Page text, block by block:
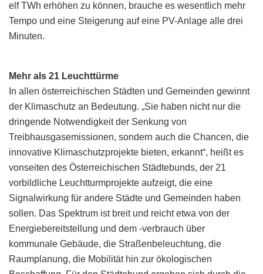
elf TWh erhöhen zu können, brauche es wesentlich mehr
Tempo und eine Steigerung auf eine PV-Anlage alle drei
Minuten.
Mehr als 21 Leuchttürme
In allen österreichischen Städten und Gemeinden gewinnt
der Klimaschutz an Bedeutung. „Sie haben nicht nur die
dringende Notwendigkeit der Senkung von
Treibhausgasemissionen, sondern auch die Chancen, die
innovative Klimaschutzprojekte bieten, erkannt“, heißt es
vonseiten des Österreichischen Städtebunds, der 21
vorbildliche Leuchtturmprojekte aufzeigt, die eine
Signalwirkung für andere Städte und Gemeinden haben
sollen. Das Spektrum ist breit und reicht etwa von der
Energiebereitstellung und dem -verbrauch über
kommunale Gebäude, die Straßenbeleuchtung, die
Raumplanung, die Mobilität hin zur ökologischen